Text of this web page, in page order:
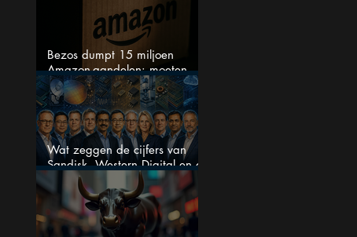
Bezos dumpt 15 miljoen
Amazon-aandelen: moeten
beleggers zich zorgen maken?
Wat zeggen de cijfers van
Sandisk, Western Digital en de
AI-Infrastructuur aandelen mij
werkelijk